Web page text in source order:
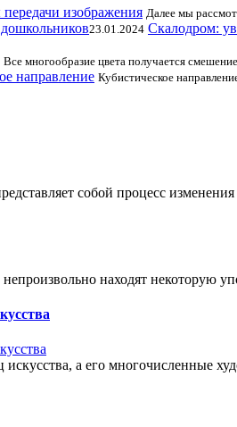
изображения Далее мы
23.01.2024 Скалодром:
Все многообразие цвета получается
направление Кубистическое
собой процесс
находят некоторую
а его многочисленные